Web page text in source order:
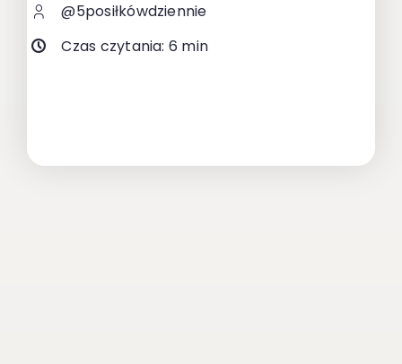
@5posiłkówdziennie
Czas czytania: 6 min